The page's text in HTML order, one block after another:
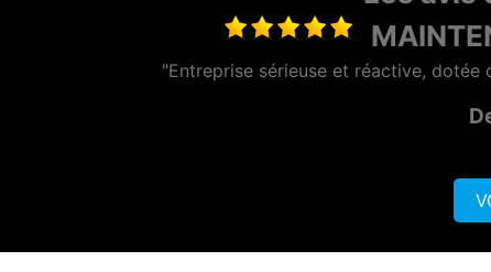
"Je loue un photocopieur depuis maintenant plusieurs